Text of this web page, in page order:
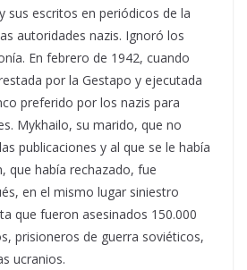
sus escritos en periódicos de la
autoridades nazis. Ignoró los
En febrero de 1942, cuando
por la Gestapo y ejecutada
preferido por los nazis para
Mykhailo, su marido, que no
publicaciones y al que se le había
que había rechazado, fue
en el mismo lugar siniestro
que fueron asesinados 150.000
prisioneros de guerra soviéticos,
ucranios.